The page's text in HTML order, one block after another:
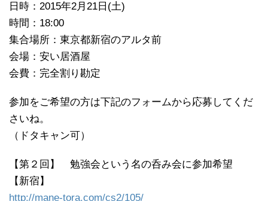
日時：2015年2月21日(土)
時間：18:00
集合場所：東京都新宿のアルタ前
会場：安い居酒屋
会費：完全割り勘定
参加をご希望の方は下記のフォームから応募してくだ
さいね。
（ドタキャン可）
【第２回】 勉強会という名の呑み会に参加希望
【新宿】
http://mane-tora.com/cs2/105/